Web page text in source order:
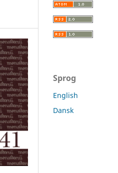
Sprog
English
Dansk